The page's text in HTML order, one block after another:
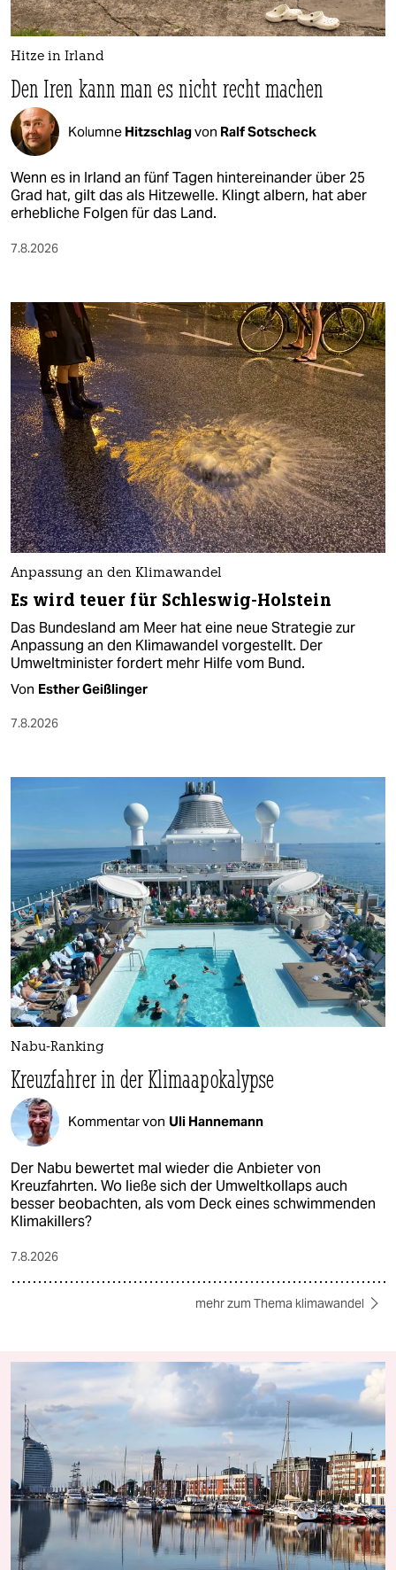
Hitze in Irland
Den Iren kann man es nicht recht machen
Kolumne Hitzschlagvon Ralf Sotscheck
Wenn es in Irland an fünf Tagen hintereinander über 25
Grad hat, gilt das als Hitzewelle. Klingt albern, hat aber
erhebliche Folgen für das Land.
7.8.2026
Anpassung an den Klimawandel
Es wird teuer für Schleswig-Holstein
Das Bundesland am Meer hat eine neue Strategie zur
Anpassung an den Klimawandel vorgestellt. Der
Umweltminister fordert mehr Hilfe vom Bund.
Von Esther Geißlinger
7.8.2026
Nabu-Ranking
Kreuzfahrer in der Klimaapokalypse
Kommentar von Uli Hannemann
Der Nabu bewertet mal wieder die Anbieter von
Kreuzfahrten. Wo ließe sich der Umweltkollaps auch
besser beobachten, als vom Deck eines schwimmenden
Klimakillers?
7.8.2026
mehr zum Thema klimawandel